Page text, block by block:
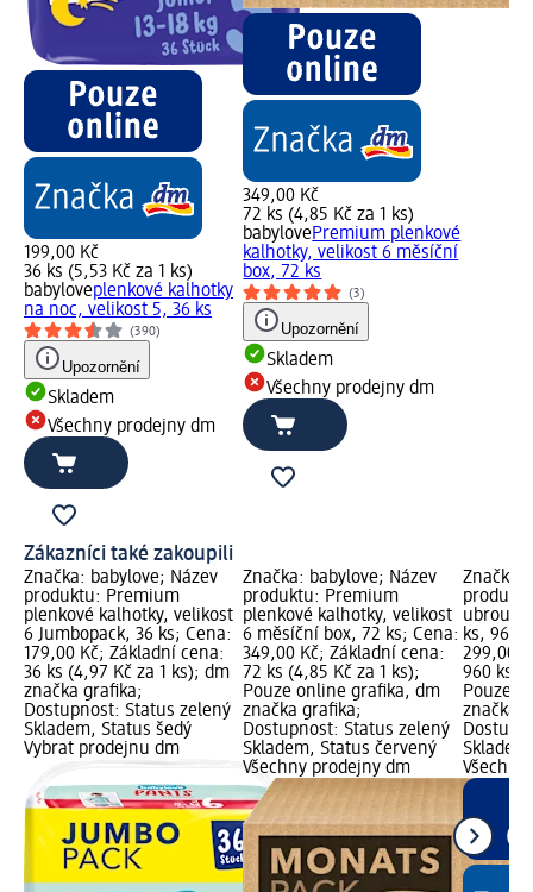
199,00 Kč
36 ks (5,53 Kč za 1 ks)
babyloveplenkové kalhotky
na noc, velikost 5, 36 ks
(390)
Upozornění
Skladem
Všechny prodejny dm
349,00 Kč
72 ks (4,85 Kč za 1 ks)
babylovePremium plenkové
kalhotky, velikost 6 měsíční
box, 72 ks
(3)
Upozornění
Skladem
Všechny prodejny dm
Zákazníci také zakoupili
Značka: babylove; Název
produktu: Premium
plenkové kalhotky, velikost
6 Jumbopack, 36 ks; Cena:
179,00 Kč; Základní cena:
36 ks (4,97 Kč za 1 ks); dm
značka grafika;
Dostupnost: Status zelený
Skladem, Status šedý
Vybrat prodejnu dm
Značka: babylove; Název
produktu: Premium
plenkové kalhotky, velikost
6 měsíční box, 72 ks; Cena:
349,00 Kč; Základní cena:
72 ks (4,85 Kč za 1 ks);
Pouze online grafika, dm
značka grafika;
Dostupnost: Status zelený
Skladem, Status červený
Všechny prodejny dm
Značka:
ks, 960
299,00
960 ks
Pouze
značka